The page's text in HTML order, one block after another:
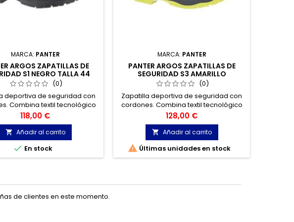
MARCA: PANTER
ARGOS ZAPATILLAS DE
S1 NEGRO TALLA 44
(0)
deportiva de seguridad con
Combina textil tecnológico
con un refuerzo de
flexible que se ajusta
a la ergonomía del pie.
Precio
118,00 €
 Añadir al carrito
 En stock
MARCA: PANTER
PANTER ARGOS ZAPATILLAS DE
SEGURIDAD S3 AMARILLO
REFLECTOR TALLA 41
(0)
Zapatilla deportiva de seguridad con
cordones. Combina textil tecnológico
de alta resistencia con un refuerzo de
poliuretano flexible que se ajusta
perfectamente a la ergonomía del pie.
Precio
128,00 €
 Añadir al carrito
 Últimas unidades en stock
de clientes en este momento.